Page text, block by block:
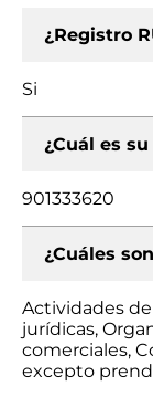
¿Registro
Si
¿Cuál es su
901333620
¿Cuáles
Actividades
jurídicas,
comerciales,
excepto